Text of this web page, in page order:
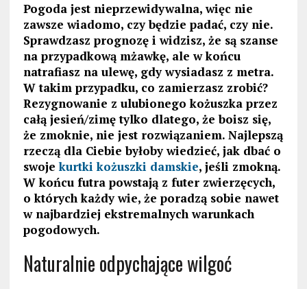
Pogoda jest nieprzewidywalna, więc nie
zawsze wiadomo, czy będzie padać, czy nie.
Sprawdzasz prognozę i widzisz, że są szanse
na przypadkową mżawkę, ale w końcu
natrafiasz na ulewę, gdy wysiadasz z metra.
W takim przypadku, co zamierzasz zrobić?
Rezygnowanie z ulubionego kożuszka przez
całą jesień/zimę tylko dlatego, że boisz się,
że zmoknie, nie jest rozwiązaniem. Najlepszą
rzeczą dla Ciebie byłoby wiedzieć, jak dbać o
swojekurtki kożuszki damskie, jeśli zmokną.
W końcu futra powstają z futer zwierzęcych,
o których każdy wie, że poradzą sobie nawet
w najbardziej ekstremalnych warunkach
pogodowych.
Naturalnie odpychające wilgoć